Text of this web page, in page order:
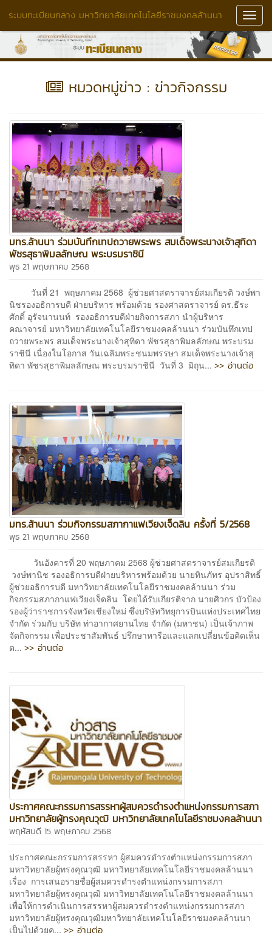
ระบบทะเบียนกลาง มหาวิทยาลัยเทคโนโลยีราชมงคลล้านนา
หมวดหมู่ข่าว : ข่าวกิจกรรม
มทร.ล้านนา ร่วมบันทึกเทปถวายพระพร สมเด็จพระนางเจ้าสุทิดา
พัชรสุธาพิมลลักษณ พระบรมราชินี
พุธ 21 พฤษภาคม 2568
วันที่ 21 พฤษภาคม 2568 ผู้ช่วยศาสตราจารย์สมเกียรติ วงษ์พา
นิชรองอธิการบดี ฝ่ายบริหาร พร้อมด้วย รองศาสตราจารย์ ดร.ธีระ
ศักดิ์ อุรัจนานนท์ รองอธิการบดีฝ่ายกิจการสภา นำผู้บริหาร
คณาจารย์ มหาวิทยาลัยเทคโนโลยีราชมงคลล้านนา ร่วมบันทึกเทป
ถวายพระพร สมเด็จพระนางเจ้าสุทิดา พัชรสุธาพิมลลักษณ พระบรม
ราชินี เนื่องในโอกาส วันเฉลิมพระชนมพรรษา สมเด็จพระนางเจ้าสุ
ทิดา พัชรสุธาพิมลลักษณ พระบรมราชินี วันที่ 3 มิถุน... >> อ่านต่อ
มทร.ล้านนา ร่วมกิจกรรมสภากาแฟเวียงเจ็ดลิน ครั้งที่ 5/2568
พุธ 21 พฤษภาคม 2568
วันอังคารที่ 20 พฤษภาคม 2568 ผู้ช่วยศาสตราจารย์สมเกียรติ
วงษ์พานิช รองอธิการบดีฝ่ายบริหารพร้อมด้วย นายทินภัทร อุปราสิทธิ์
ผู้ช่วยอธิการบดี มหาวิทยาลัยเทคโนโลยีราชมงคลล้านนา ร่วม
กิจกรรมสภากาแฟเวียงเจ็ดลิน โดยได้รับเกียรติจาก นายศิวกร บัวป้อง
รองผู้ว่าราชการจังหวัดเชียงใหม่ ซึ่งบริษัทวิทยุการบินแห่งประเทศไทย
จำกัด ร่วมกับ บริษัท ท่าอากาศยานไทย จำกัด (มหาชน) เป็นเจ้าภาพ
จัดกิจกรรม เพื่อประชาสัมพันธ์ ปรึกษาหารือและแลกเปลี่ยนข้อคิดเห็น
ต... >> อ่านต่อ
ประกาศคณะกรรมการสรรหาผู้สมควรดำรงตำแหน่งกรรมการสภา
มหาวิทยาลัยผู้ทรงคุณวุฒิ มหาวิทยาลัยเทคโนโลยีราชมงคลล้านนา
พฤหัสบดี 15 พฤษภาคม 2568
ประกาศคณะกรรมการสรรหา ผู้สมควรดำรงตำแหน่งกรรมการสภา
มหาวิทยาลัยผู้ทรงคุณวุฒิ มหาวิทยาลัยเทคโนโลยีราชมงคลล้านนา
เรื่อง การเสนอรายชื่อผู้สมควรดำรงตำแหน่งกรรมการสภา
มหาวิทยาลัยผู้ทรงคุณวุฒิ มหาวิทยาลัยเทคโนโลยีราชมงคลล้านนา
เพื่อให้การดำเนินการสรรหาผู้สมควรดำรงตำแหน่งกรรมการสภา
มหาวิทยาลัยผู้ทรงคุณวุฒิมหาวิทยาลัยเทคโนโลยีราชมงคลล้านนา
เป็นไปด้วยค... >> อ่านต่อ